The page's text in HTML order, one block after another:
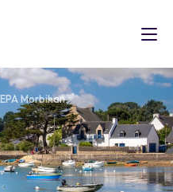
Morbihan